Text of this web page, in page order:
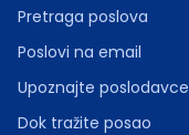
Pretraga poslova
Poslovi na email
Upoznajte poslodavce
Dok tražite posao